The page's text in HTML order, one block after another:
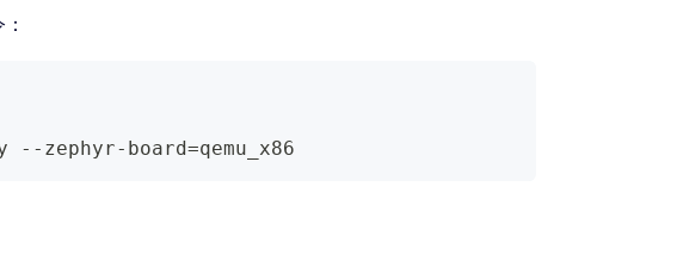
--zephyr-board=qemu_x86